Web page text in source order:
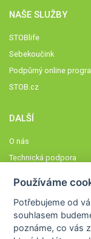
NAŠE SLUŽBY
STOBlife
Sebekoučink
Podpůrný online
STOB.cz
DALŠÍ
O nás
Technická podpora
Členové STOBklubu
Zásady nakládání s
Používáme
Potřebujeme od
souhlasem
poznáme,co vás